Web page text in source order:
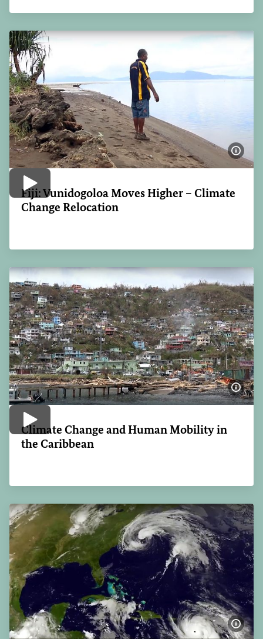
Video abspielen
Fiji: Vunidogoloa Moves Higher – Climate
Change Relocation
Video abspielen
Climate Change and Human Mobility in
the Caribbean